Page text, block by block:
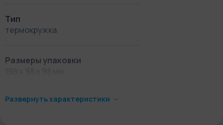
Тип
термокружка
Размеры упаковки
Вес в упаковке
Развернуть характеристики